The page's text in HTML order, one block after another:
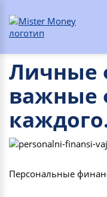
Личные
важные
Персональные